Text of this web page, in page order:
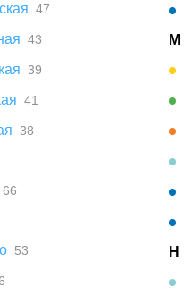
47
43
39
41
38
66
53
М
Н